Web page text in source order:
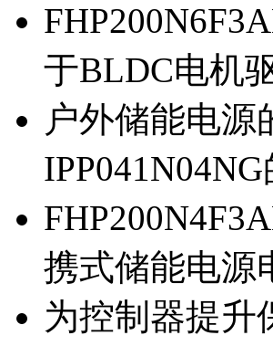
于BLDC电机
户外储能电源
携式储能电源
为控制器提升